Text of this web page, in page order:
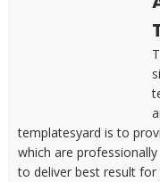
templatesyard is to
which are
to deliver best result for